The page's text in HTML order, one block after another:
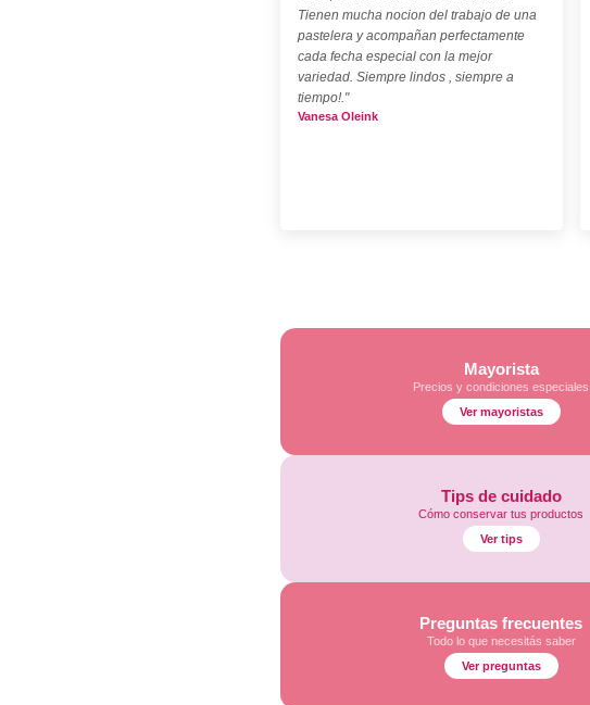
Tienen mucha nocion del trabajo de una
pastelera y acompañan perfectamente
cada fecha especial con la mejor
variedad. Siempre lindos , siempre a
tiempo!."
Vanesa Oleink
Mayorista
Precios y condiciones especiales
Ver mayoristas
Tips de cuidado
Cómo conservar tus productos
Ver tips
Preguntas frecuentes
Todo lo que necesitás saber
Ver preguntas